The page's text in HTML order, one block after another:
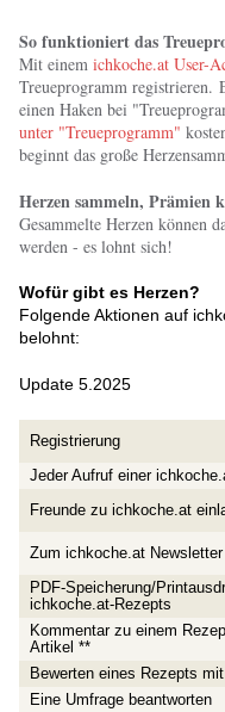
So funktioniert das
Mit einem ichkoche.at User-
Treueprogramm
einen Haken bei
unter "Treueprogramm"
beginnt das große
Herzen sammeln, Prämien
Gesammelte Herzen können
werden - es lohnt sich!
Wofür gibt es Herzen?
Folgende Aktionen auf
belohnt:
Update 5.2025
Registrierung
Jeder Aufruf einer
Freunde zu ichkoche.at
Zum ichkoche.at
PDF-Speicherung/
ichkoche.at-Rezepts
Kommentar zu einem
Artikel **
Bewerten eines Rezepts
Eine Umfrage beantworten